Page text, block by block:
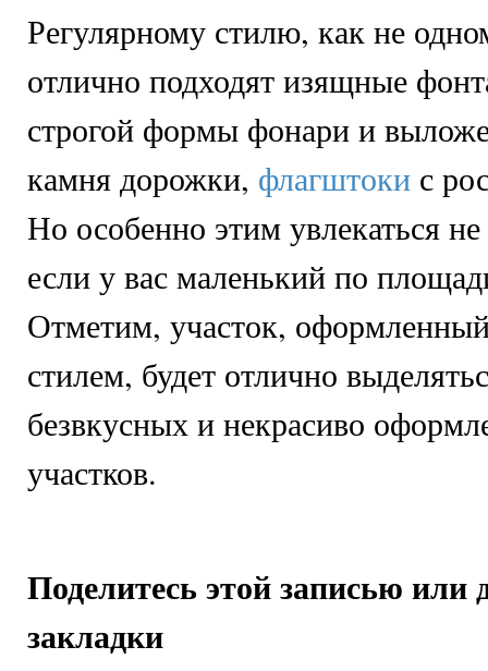
Регулярному стилю, как не
отлично подходят изящные
строгой формы фонари и
камня дорожки, флагштоки с
Но особенно этим увлекаться
если у вас маленький по
Отметим, участок,
стилем, будет отлично
безвкусных и некрасиво
участков.
Поделитесь этой записью или
закладки